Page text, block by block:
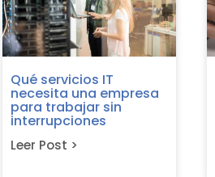
Qué servicios IT
necesita una empresa
para trabajar sin
interrupciones
Leer Post >